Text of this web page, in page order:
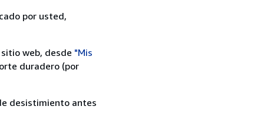
por usted,
web, desde "Mis
duradero (por
desistimiento antes